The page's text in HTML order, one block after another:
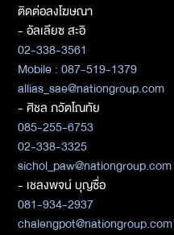
ติดต่อลงโฆษณา
- อัลเลียซ สะอิ
02-338-3561
Mobile : 087-519-1379
allias_sae@nationgroup.com
- ศิชล ภวัตโณทัย
085-255-6753
02-338-3325
sichol_paw@nationgroup.com
- เชลงพจน์ บุญซื่อ
081-934-2937
chalengpot@nationgroup.com